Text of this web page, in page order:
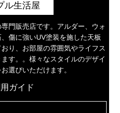
ル生活屋
門販売店です。アルダー、ウォ
傷に強いUV塗装を施した天板
り、お部屋の雰囲気やライフス
す。。様々なスタイルのデザイ
選びいただけます。
ガイド